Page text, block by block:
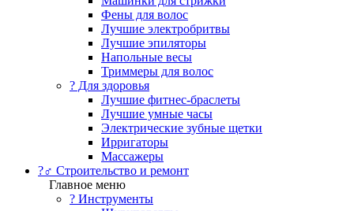
Фены для волос
Лучшие электробритвы
Лучшие эпиляторы
Напольные весы
Триммеры для волос
? Для здоровья
Лучшие фитнес-браслеты
Лучшие умные часы
Электрические зубные щетки
Ирригаторы
Массажеры
?‍♂️ Строительство и ремонт
Главное меню
?️ Инструменты